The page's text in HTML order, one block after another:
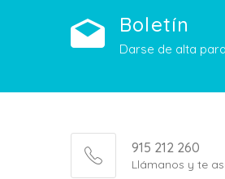
Boletín
Darse de alta
915 212 260
Llámanos y te